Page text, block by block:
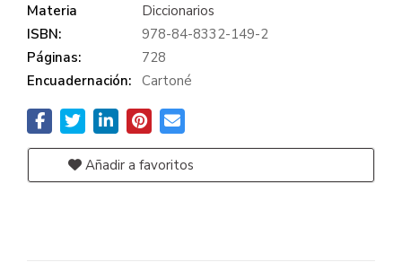
Materia
Diccionarios
ISBN:
978-84-8332-149-2
Páginas:
728
Encuadernación: Cartoné
Añadir a favoritos